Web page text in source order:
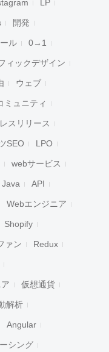
LP
開発
ル 0→1
ィックデザイン
ウェブ
ミュニティ
スリリース
SEO LPO
webサービス
Java API
Webエンジニア
Shopify
ァン Redux
仮想通貨
解析
Angular
シング